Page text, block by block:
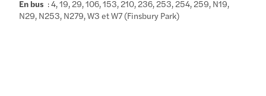
En bus : 4, 19, 29, 106, 153, 210, 236, 253, 254, 259, N19,
N29, N253, N279, W3 et W7 (Finsbury Park)